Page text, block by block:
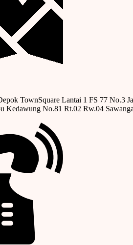
TownSquare Lantai 1 FS 77 No.3
Kedawung No.81 Rt.02 Rw.04